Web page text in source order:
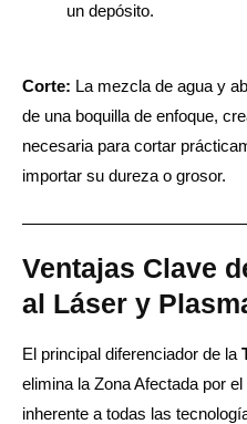
un depósito.
Corte: La mezcla de agua y
de una boquilla de enfoque,
necesaria para cortar
importar su dureza o grosor.
Ventajas Clave
al Láser y
El principal diferenciador de la
elimina la Zona Afectada por
inherente a todas las